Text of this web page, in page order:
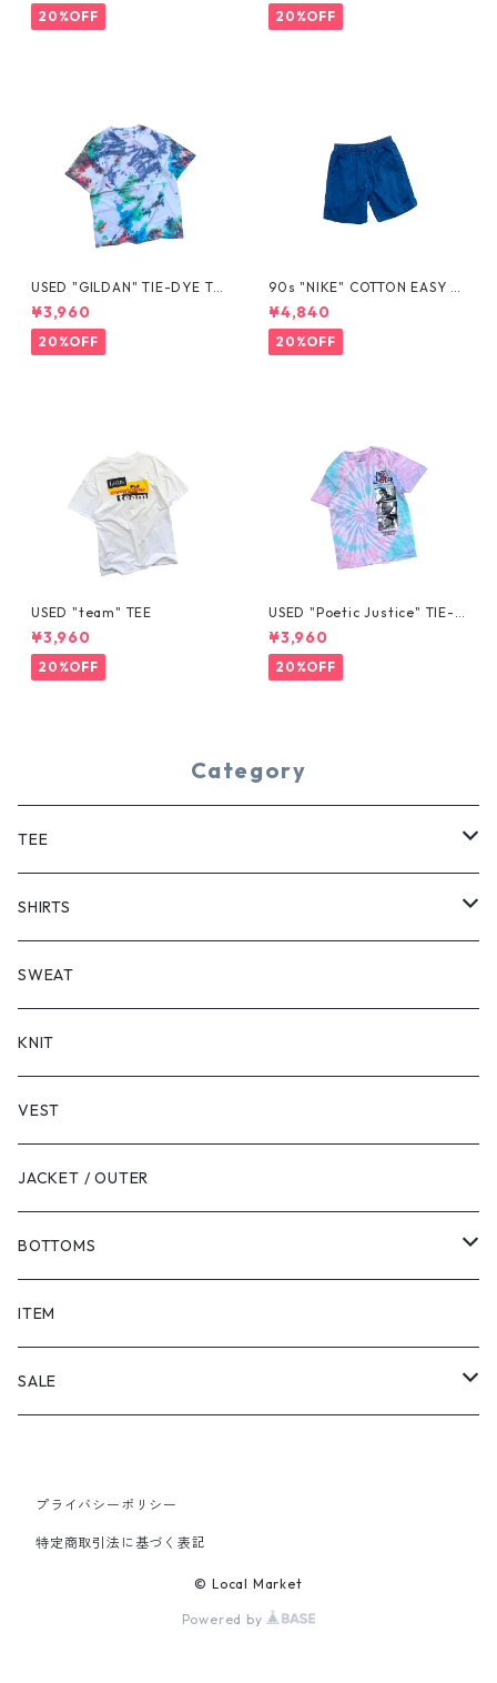
20%OFF 20%OFF
USED "GILDAN" TIE-DYE TE
E
¥3,960
20%OFF
90s "NIKE" COTTON EASY S
HORTS
¥4,840
20%OFF
USED "team" TEE
¥3,960
20%OFF
USED "Poetic Justice" TIE-D
YE TEE
¥3,960
20%OFF
Category
TEE
SHORT SLEEVE
LONG SLEEVE
SHIRTS
SHORT SLEEVE
LONG SLEEVE
SWEAT
KNIT
VEST
JACKET / OUTER
BOTTOMS
SHORTS
PANTS
ITEM
SALE
PANTS
プライバシーポリシー
特定商取引法に基づく表記
© Local Market
Powered by